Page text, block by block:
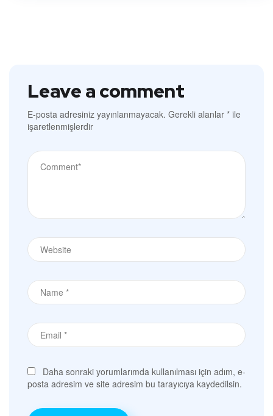
Leave a comment
E-posta adresiniz yayınlanmayacak. Gerekli alanlar * ile
işaretlenmişlerdir
Daha sonraki yorumlarımda kullanılması için adım, e-
posta adresim ve site adresim bu tarayıcıya kaydedilsin.